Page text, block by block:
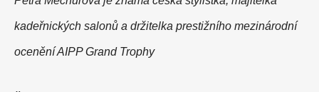
kadeřnických salonů a držitelka prestižního mezinárodní
ocenění AIPP Grand Trophy